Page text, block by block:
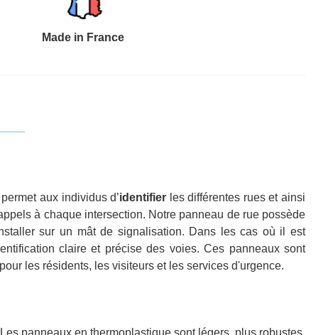
Made in France
aux individus d’identifier les différentes rues et ainsi
à chaque intersection. Notre panneau de rue possède
sur un mât de signalisation. Dans les cas où il est
claire et précise des voies. Ces panneaux sont
les résidents, les visiteurs et les services d'urgence.